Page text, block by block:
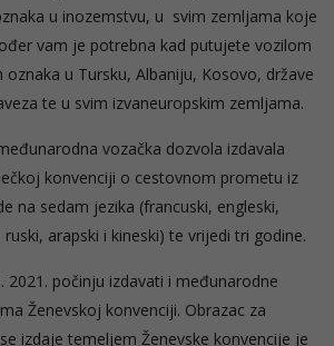
u inozemstvu, u svim zemljama koje
vam je potrebna kad putujete vozilom
oznaka u Tursku, Albaniju, Kosovo, države
te u svim izvaneuropskim zemljama.
vozačka dozvola izdavala
konvenciji o cestovnom prometu iz
na sedam jezika (francuski, engleski,
arapski i kineski) te vrijedi tri godine.
2021. počinju izdavati i međunarodne
Ženevskoj konvenciji. Obrazac za
izdaje temeljem Ženevske konvencije je